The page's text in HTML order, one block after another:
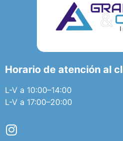
Horario de atención al
L-V a 10:00–14:00
L-V a 17:00–20:00